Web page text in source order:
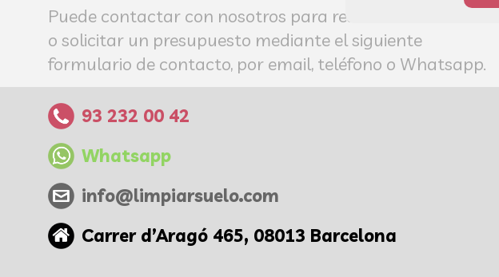
Puede contactar con nosotros para resolver sus dudas
o solicitar un presupuesto mediante el siguiente
formulario de contacto, por email, teléfono o Whatsapp.
93 232 00 42
Whatsapp
info@limpiarsuelo.com
Carrer d’Aragó 465, 08013 Barcelona